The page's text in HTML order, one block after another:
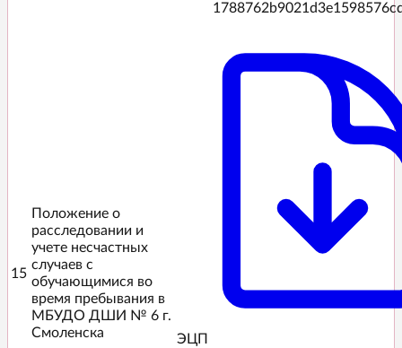
15
Положение о
расследовании и
учете несчастных
случаев с
обучающимися во
время пребывания в
МБУДО ДШИ № 6 г.
Смоленска
ЭЦП️